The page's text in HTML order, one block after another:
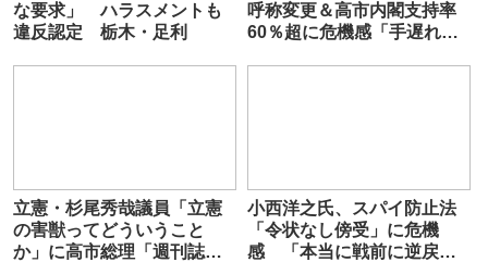
な要求」 ハラスメントも
違反認定 栃木・足利
呼称変更＆高市内閣支持率
60％超に危機感「手遅れに
立憲・杉尾秀哉議員「立憲
の害獣ってどういうこと
か」に高市総理「週刊誌の
小西洋之氏、スパイ防止法
「令状なし傍受」に危機
感 「本当に戦前に逆戻